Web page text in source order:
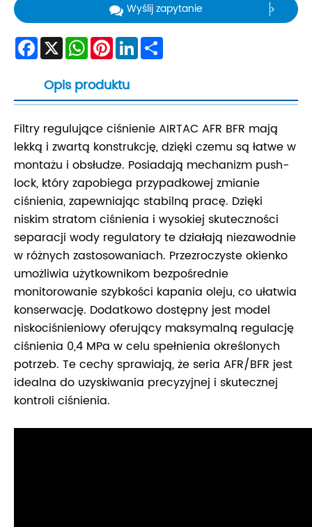
Wyślij zapytanie
Facebook
X WhatsApp
Pinterest
LinkedIn
Opis produktu
Filtry regulujące ciśnienie AIRTAC AFR BFR mają
lekką i zwartą konstrukcję, dzięki czemu są łatwe w
montażu i obsłudze. Posiadają mechanizm push-
lock, który zapobiega przypadkowej zmianie
ciśnienia, zapewniając stabilną pracę. Dzięki
niskim stratom ciśnienia i wysokiej skuteczności
separacji wody regulatory te działają niezawodnie
w różnych zastosowaniach. Przezroczyste okienko
umożliwia użytkownikom bezpośrednie
monitorowanie szybkości kapania oleju, co ułatwia
konserwację. Dodatkowo dostępny jest model
niskociśnieniowy oferujący maksymalną regulację
ciśnienia 0,4 MPa w celu spełnienia określonych
potrzeb. Te cechy sprawiają, że seria AFR/BFR jest
idealna do uzyskiwania precyzyjnej i skutecznej
kontroli ciśnienia.